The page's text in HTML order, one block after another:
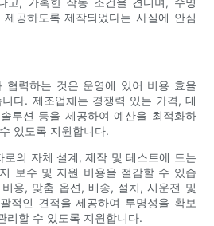
공하도록 제작되었다는 사실에 안심
협력하는 것은 운영에 있어 비용 효율
다. 제조업체는 경쟁력 있는 가격, 대
루션 등을 제공하여 예산을 최적화하
있도록 지원합니다.
로의 자체 설계, 제작 및 테스트에 드는
보수 및 지원 비용을 절감할 수 있습
용, 맞춤 옵션, 배송, 설치, 시운전 및
적인 견적을 제공하여 투명성을 확보
리할 수 있도록 지원합니다.